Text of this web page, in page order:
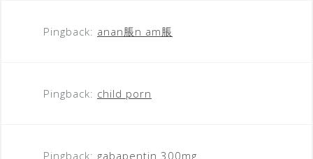
Pingback: anan脹n am脹
Pingback: child porn
Pingback: gabapentin 300mg